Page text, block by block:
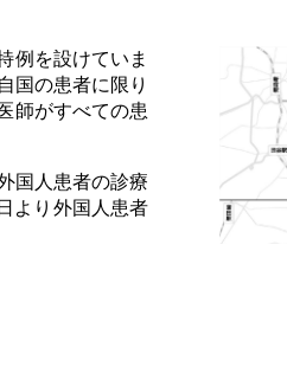
例を設けていま
国の患者に限り
師がすべての患
国人患者の診療
より外国人患者